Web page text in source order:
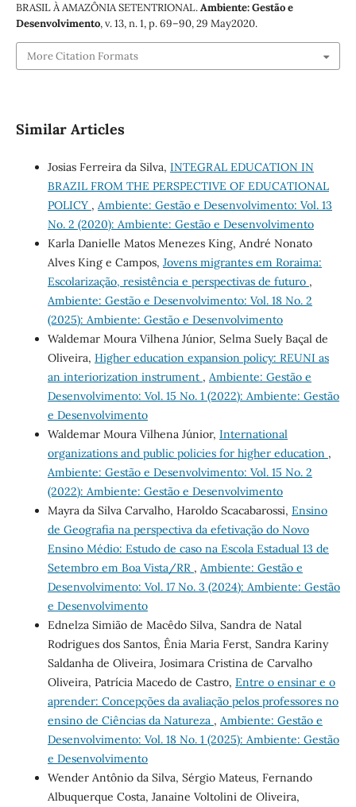
BRASIL À AMAZÔNIA SETENTRIONAL.Ambiente: Gestão e
Desenvolvimento, v. 13, n. 1, p. 69–90, 29 May2020.
More Citation Formats
Similar Articles
Josias Ferreira da Silva, INTEGRAL EDUCATION IN
BRAZIL FROM THE PERSPECTIVE OF EDUCATIONAL
POLICY , Ambiente: Gestão e Desenvolvimento: Vol. 13
No. 2 (2020): Ambiente: Gestão e Desenvolvimento
Karla Danielle Matos Menezes King, André Nonato
Alves King e Campos, Jovens migrantes em Roraima:
Escolarização, resistência e perspectivas de futuro ,
Ambiente: Gestão e Desenvolvimento: Vol. 18 No. 2
(2025): Ambiente: Gestão e Desenvolvimento
Waldemar Moura Vilhena Júnior, Selma Suely Baçal de
Oliveira, Higher education expansion policy: REUNI as
an interiorization instrument , Ambiente: Gestão e
Desenvolvimento: Vol. 15 No. 1 (2022): Ambiente: Gestão
e Desenvolvimento
Waldemar Moura Vilhena Júnior, International
organizations and public policies for higher education ,
Ambiente: Gestão e Desenvolvimento: Vol. 15 No. 2
(2022): Ambiente: Gestão e Desenvolvimento
Mayra da Silva Carvalho, Haroldo Scacabarossi, Ensino
de Geografia na perspectiva da efetivação do Novo
Ensino Médio: Estudo de caso na Escola Estadual 13 de
Setembro em Boa Vista/RR , Ambiente: Gestão e
Desenvolvimento: Vol. 17 No. 3 (2024): Ambiente: Gestão
e Desenvolvimento
Ednelza Simião de Macêdo Silva, Sandra de Natal
Rodrigues dos Santos, Ênia Maria Ferst, Sandra Kariny
Saldanha de Oliveira, Josimara Cristina de Carvalho
Oliveira, Patrícia Macedo de Castro, Entre o ensinar e o
aprender: Concepções da avaliação pelos professores no
ensino de Ciências da Natureza , Ambiente: Gestão e
Desenvolvimento: Vol. 18 No. 1 (2025): Ambiente: Gestão
e Desenvolvimento
Wender Antônio da Silva, Sérgio Mateus, Fernando
Albuquerque Costa, Janaine Voltolini de Oliveira,